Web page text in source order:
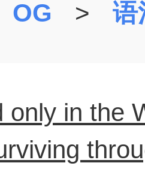
OG > 语
only in the